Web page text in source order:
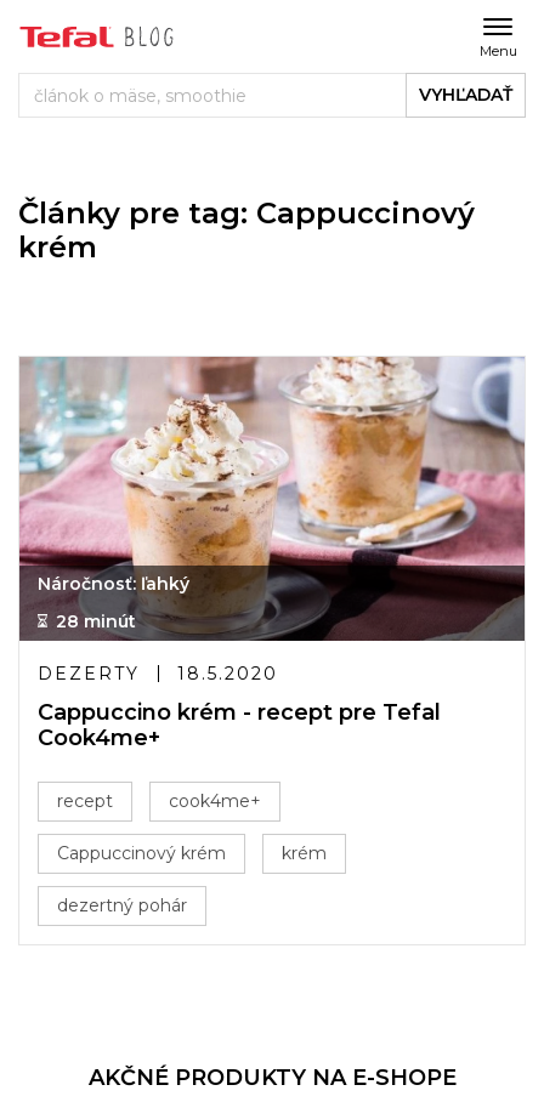
Menu
VYHĽADAŤ
Články pre tag: Cappuccinový
krém
Náročnosť: ľahký
28 minút
DEZERTY 18.5.2020
Cappuccino krém - recept pre Tefal
Cook4me+
recept cook4me+
Cappuccinový krém krém
dezertný pohár
AKČNÉ PRODUKTY NA E-SHOPE